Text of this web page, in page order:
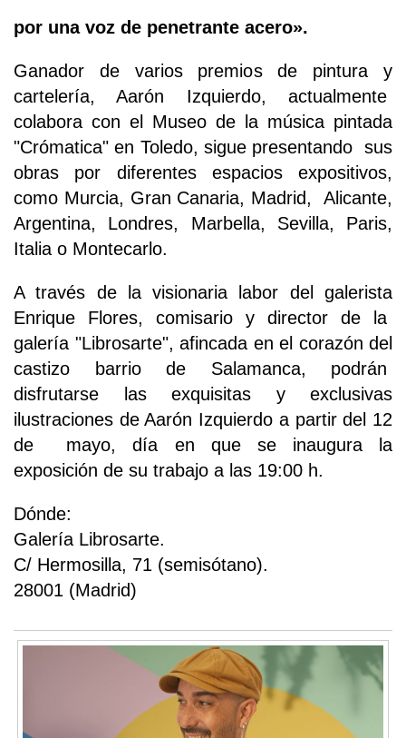
por una voz de penetrante acero».
Ganador de varios premios de pintura y
cartelería, Aarón Izquierdo, actualmente
colabora con el Museo de la música pintada
"Crómatica" en Toledo, sigue presentando sus
obras por diferentes espacios expositivos,
como Murcia, Gran Canaria, Madrid, Alicante,
Argentina, Londres, Marbella, Sevilla, Paris,
Italia o Montecarlo.
A través de la visionaria labor del galerista
Enrique Flores, comisario y director de la
galería "Librosarte", afincada en el corazón del
castizo barrio de Salamanca, podrán
disfrutarse las exquisitas y exclusivas
ilustraciones de Aarón Izquierdo a partir del 12
de mayo, día en que se inaugura la
exposición de su trabajo a las 19:00 h.
Dónde:
Galería Librosarte.
C/ Hermosilla, 71 (semisótano).
28001 (Madrid)